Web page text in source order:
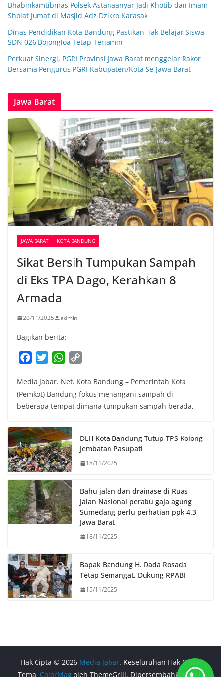
Bhabinkamtibmas Polsek Astanaanyar Jadi Khotib dan Imam
Sholat Jumat di Masjid Adz Dzikro Karasak
Dinas Pendidikan Kota Bandung Pastikan Hak Belajar Siswa
SDN 026 Bojongloa Tetap Terjamin
Perkuat Sinergi, PGRI Provinsi Jawa Barat menggelar Rakor
Bersama Pengurus PGRI Kabupaten/Kota Se-Jawa Barat
Jawa Barat
JAWA BARAT KOTA BANDUNG
Sikat Bersih Tumpukan Sampah
di Eks TPA Dago, Kerahkan 8
Armada
20/11/2025 admin
Bagikan berita:
c
e
b
o
k
i
t
t
r
W
a
t
s
p
p
p
y
L
n
k
Media Jabar. Net. Kota Bandung – Pemerintah Kota
(Pemkot) Bandung fokus menangani sampah di
beberapa tempat dimana tumpukan sampah berada,
DLH Kota Bandung Tutup TPS Kolong
Jembatan Pasupati
18/11/2025
Bahu jalan dan drainase di Ruas
Jalan Nasional perabu gaja agung
Sumedang perlu perhatian ppk 4.3
Jawa Barat
18/11/2025
Bapak Bandung H. Dada Rosada
Tetap Semangat, Dukung RPABI
15/11/2025
Hak Cipta © 2026 Media Jabar. Keseluruhan Hak Cipta.
Tema: ColorMag oleh ThemeGrill. Dipersembahkan oleh